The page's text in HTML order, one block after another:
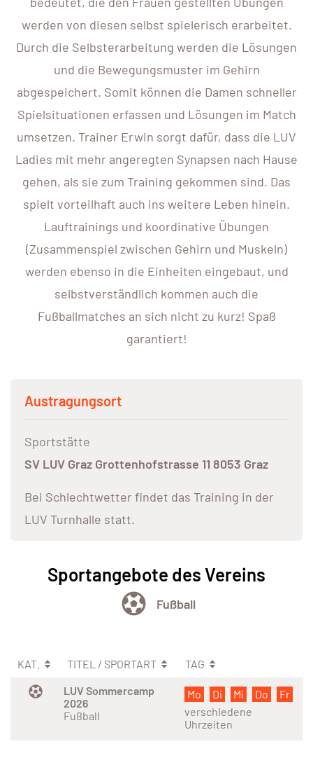
werden von diesen selbst spielerisch erarbeitet.
Durch die Selbsterarbeitung werden die Lösungen
und die Bewegungsmuster im Gehirn
abgespeichert. Somit können die Damen schneller
Spielsituationen erfassen und Lösungen im Match
umsetzen. Trainer Erwin sorgt dafür, dass die LUV
Ladies mit mehr angeregten Synapsen nach Hause
gehen, als sie zum Training gekommen sind. Das
spielt vorteilhaft auch ins weitere Leben hinein.
Lauftrainings und koordinative Übungen
(Zusammenspiel zwischen Gehirn und Muskeln)
werden ebenso in die Einheiten eingebaut, und
selbstverständlich kommen auch die
Fußballmatches an sich nicht zu kurz! Spaß
garantiert!
Austragungsort
Sportstätte
SV LUV Graz Grottenhofstrasse 11 8053 Graz
Bei Schlechtwetter findet das Training in der
LUV Turnhalle statt.
Sportangebote des Vereins
Fußball
KAT. TITEL / SPORTART
TAG
LUV Sommercamp
2026
Fußball
Mo Di Mi Do
Fr
verschiedene
Uhrzeiten